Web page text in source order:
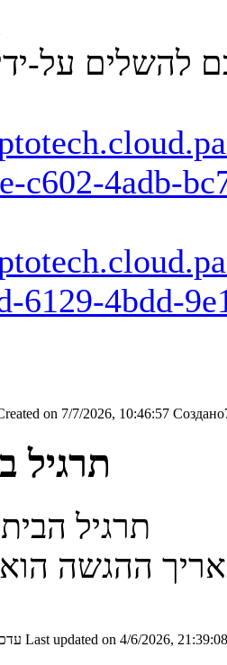
להשלים על-
c602-4adb-
6129-4bdd-
on 7/7/2026, 10:46:57
תרגיל בית 2
תרגיל
ההגשה הוא 25/06/2026
עדכון Last updated on 4/6/2026, 21:39:08